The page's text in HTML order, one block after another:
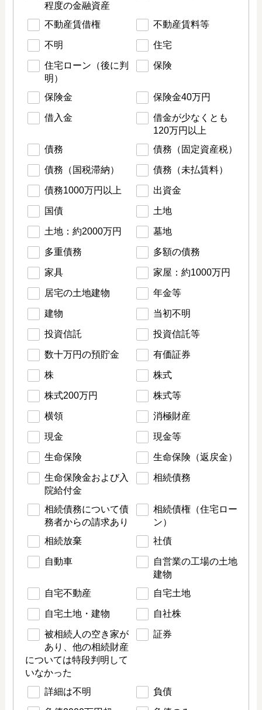
程度の金融資産
不動産賃借権 不動産賃料等
不明 住宅
住宅ローン（後に判
明）
保険
保険金 保険金40万円
借入金
借金が少なくとも
120万円以上
債務
債務（固定資産税）
債務（国税滞納） 債務（未払賃料）
債務1000万円以上 出資金
国債 土地
土地：約2000万円 墓地
多重債務 多額の債務
家具 家屋：約1000万円
居宅の土地建物 年金等
建物 当初不明
投資信託 投資信託等
数十万円の預貯金 有価証券
株 株式
株式200万円 株式等
横領 消極財産
現金 現金等
生命保険 生命保険（返戻金）
生命保険金および入
院給付金
相続債務
相続債務について債
務者からの請求あり
相続債権（住宅ロー
ン）
相続放棄
社債
自動車
自営業の工場の土地
建物
自宅不動産
自宅土地
自宅土地・建物 自社株
被相続人の空き家が
あり、他の相続財産
については特段判明して
いなかった
証券
詳細は不明 負債